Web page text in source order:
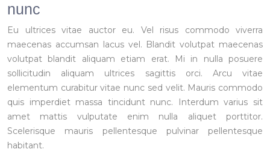
nunc
Eu ultrices vitae auctor eu. Vel risus commodo viverra
maecenas accumsan lacus vel. Blandit volutpat maecenas
volutpat blandit aliquam etiam erat. Mi in nulla posuere
sollicitudin aliquam ultrices sagittis orci. Arcu vitae
elementum curabitur vitae nunc sed velit. Mauris commodo
quis imperdiet massa tincidunt nunc. Interdum varius sit
amet mattis vulputate enim nulla aliquet porttitor.
Scelerisque mauris pellentesque pulvinar pellentesque
habitant.